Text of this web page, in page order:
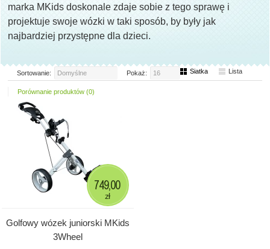
marka MKids doskonale zdaje sobie z tego sprawę i
projektuje swoje wózki w taki sposób, by były jak
najbardziej przystępne dla dzieci.
Sortowanie: Domyślne Pokaż: 16 Siatka Lista
Porównanie produktów (0)
Golfowy wózek juniorski MKids
3Wheel
749,00
zł